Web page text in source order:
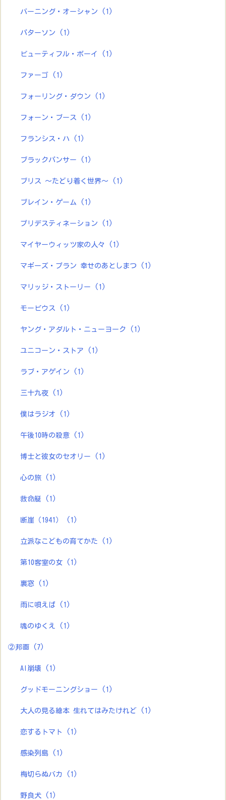
バーニング・オーシャン (1)
パターソン (1)
ビューティフル・ボーイ (1)
ファーゴ (1)
フォーリング・ダウン (1)
フォーン・ブース (1)
フランシス・ハ (1)
ブラックパンサー (1)
ブリス ～たどり着く世界～ (1)
ブレイン・ゲーム (1)
プリデスティネーション (1)
マイヤーウィッツ家の人々 (1)
マギーズ・プラン 幸せのあとしまつ (1)
マリッジ・ストーリー (1)
モービウス (1)
ヤング・アダルト・ニューヨーク (1)
ユニコーン・ストア (1)
ラブ・アゲイン (1)
三十九夜 (1)
僕はラジオ (1)
午後10時の殺意 (1)
博士と彼女のセオリー (1)
心の旅 (1)
救命艇 (1)
断崖（1941） (1)
立派なこどもの育てかた (1)
第10客室の女 (1)
裏窓 (1)
雨に唄えば (1)
魂のゆくえ (1)
②邦画 (7)
AI崩壊 (1)
グッドモーニングショー (1)
大人の見る繪本 生れてはみたけれど (1)
恋するトマト (1)
感染列島 (1)
梅切らぬバカ (1)
野良犬 (1)